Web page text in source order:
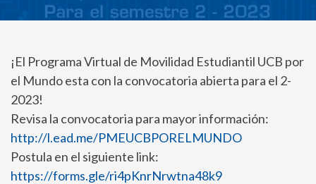
¡El Programa Virtual de Movilidad Estudiantil UCB por
el Mundo esta con la convocatoria abierta para el 2-
2023!
Revisa la convocatoria para mayor información:
http://l.ead.me/PMEUCBPORELMUNDO
Postula en el siguiente link:
https://forms.gle/ri4pKnrNrwtna48k9